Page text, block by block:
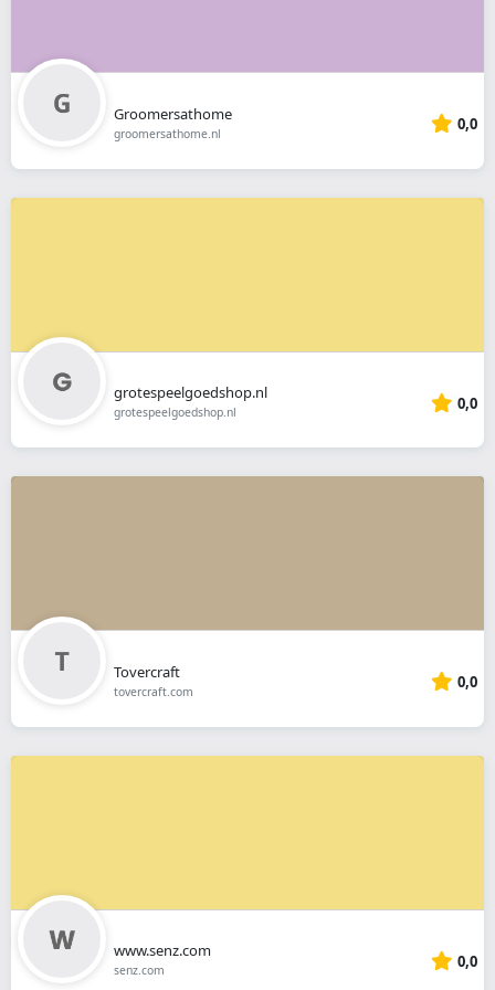
Groomersathome
groomersathome.nl 0,0
grotespeelgoedshop.nl
grotespeelgoedshop.nl 0,0
Tovercraft
tovercraft.com 0,0
www.senz.com
senz.com 0,0